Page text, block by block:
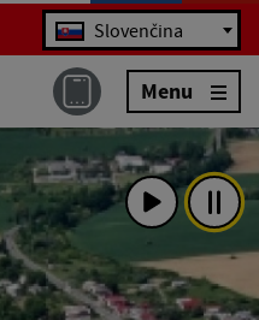
Jazyk Slovenčina
Menu